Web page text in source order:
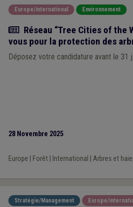
Europe/international Environnement
Actualité
Réseau “Tree Cities of the
vous pour la protection des
Déposez votre candidature avant le 31
28 Novembre 2025
Europe Forêt| International Arbres et
Stratégie/Management Europe/